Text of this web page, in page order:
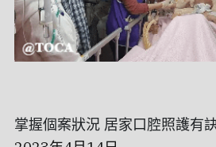
掌握個案狀況 居家口腔照護有